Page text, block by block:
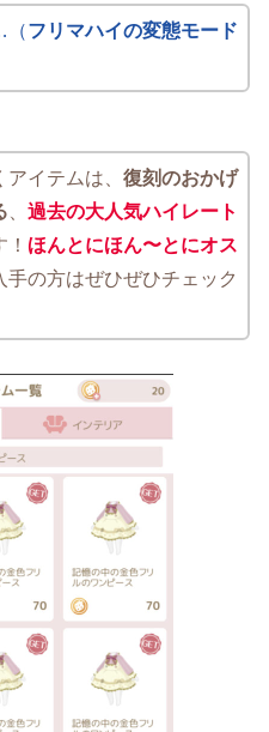
（フリマハイの変態モード
イテムは、 復刻のおかげ
過去の大人気ハイレート
ほんとにほん〜とにオス
手の方はぜひぜひチェック